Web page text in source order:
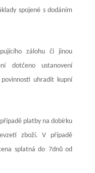
spojené s dodáním
zálohu či jinou
dotčeno ustanovení
uhradit kupní
platby na dobírku
zboží. V případě
splatná do 7dnůod